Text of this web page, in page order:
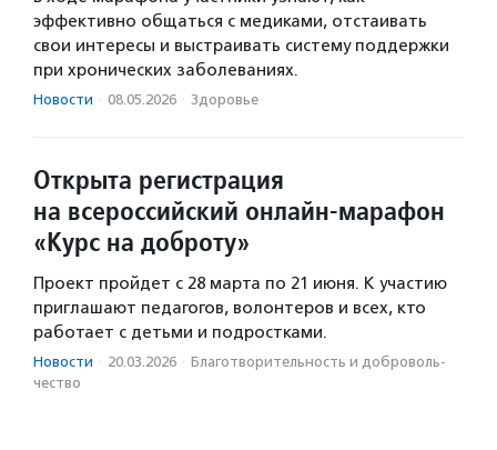
эффективно общаться с медиками, отстаивать
свои интересы и выстраивать систему поддержки
при хронических заболеваниях.
Новости · 08.05.2026 · Здоровье
Открыта регистрация
на всероссийский онлайн-марафон
«Курс на доброту»
Проект пройдет с 28 марта по 21 июня. К участию
приглашают педагогов, волонтеров и всех, кто
работает с детьми и подростками.
Новости · 20.03.2026 · Благотвори­тель­ность и доброволь­
чест­во